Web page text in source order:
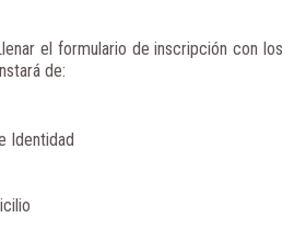
el formulario de inscripción con los
de:
Identidad